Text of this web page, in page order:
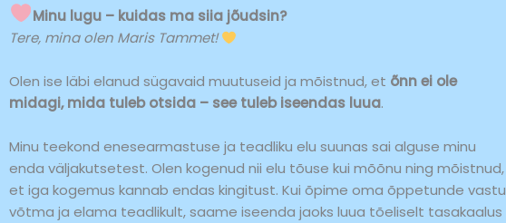
Minu lugu – kuidas ma siia jõudsin?
Tere, mina olen Maris Tammet!
Olen ise läbi elanud sügavaid muutuseid ja mõistnud, et õnn ei ole
midagi, mida tuleb otsida – see tuleb iseendas luua.
Minu teekond enesearmastuse ja teadliku elu suunas sai alguse minu
enda väljakutsetest. Olen kogenud nii elu tõuse kui mõõnu ning mõistnud,
et iga kogemus kannab endas kingitust. Kui õpime oma õppetunde vastu
võtma ja elama teadlikult, saame iseenda jaoks luua tõeliselt tasakaalus